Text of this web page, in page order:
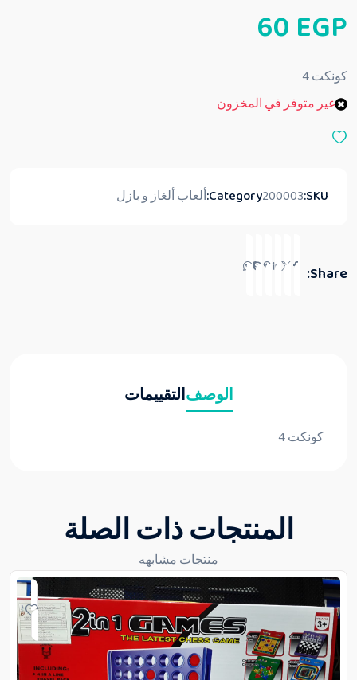
م
ا
ي
م
ن
60 EGP
كونكت 4
غير متوفر في المخزون
SKU:
200003
Category:ألعاب ألغاز و بازل
Share:
الوصفالتقييمات
كونكت 4
المنتجات ذات الصلة
منتجات مشابهه